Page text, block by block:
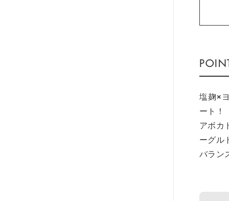
塩麹×
ート！
アボカ
ーグル
バラン